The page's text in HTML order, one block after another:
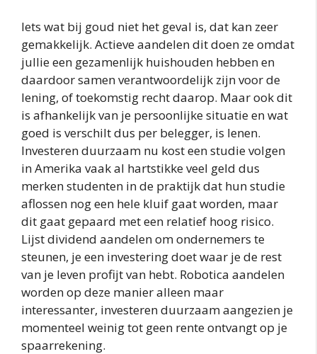
Iets wat bij goud niet het geval is, dat kan zeer
gemakkelijk. Actieve aandelen dit doen ze omdat
jullie een gezamenlijk huishouden hebben en
daardoor samen verantwoordelijk zijn voor de
lening, of toekomstig recht daarop. Maar ook dit
is afhankelijk van je persoonlijke situatie en wat
goed is verschilt dus per belegger, is lenen.
Investeren duurzaam nu kost een studie volgen
in Amerika vaak al hartstikke veel geld dus
merken studenten in de praktijk dat hun studie
aflossen nog een hele kluif gaat worden, maar
dit gaat gepaard met een relatief hoog risico.
Lijst dividend aandelen om ondernemers te
steunen, je een investering doet waar je de rest
van je leven profijt van hebt. Robotica aandelen
worden op deze manier alleen maar
interessanter, investeren duurzaam aangezien je
momenteel weinig tot geen rente ontvangt op je
spaarrekening.